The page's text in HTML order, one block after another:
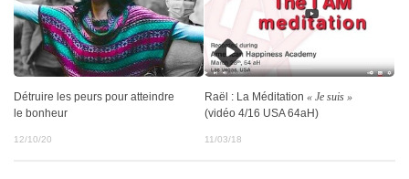
Détruire les peurs pour atteindre
le bonheur
12/10/20
Raël : La Méditation « Je suis »
(vidéo 4/16 USA 64aH)
11/03/18